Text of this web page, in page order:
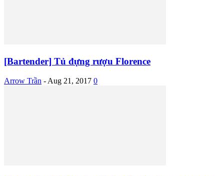
[Bartender] Tủ đựng rượu Florence
Arrow Trần - Aug 21, 2017 0